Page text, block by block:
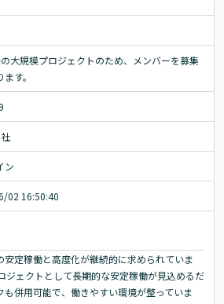
大規模プロジェクトのため、メンバーを募集
す。
ン
02 16:50:40
定稼働と高度化が継続的に求められていま
ジェクトとして長期的な安定稼働が見込めるだ
併用可能で、働きやすい環境が整っていま